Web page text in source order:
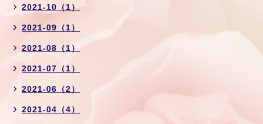
2021-10（1）
2021-09（1）
2021-08（1）
2021-07（1）
2021-06（2）
2021-04（4）